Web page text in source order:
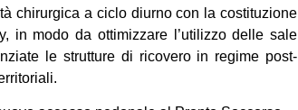
chirurgica a ciclo diurno con la costituzione
in modo da ottimizzare l’utilizzo delle sale
le strutture di ricovero in regime post-